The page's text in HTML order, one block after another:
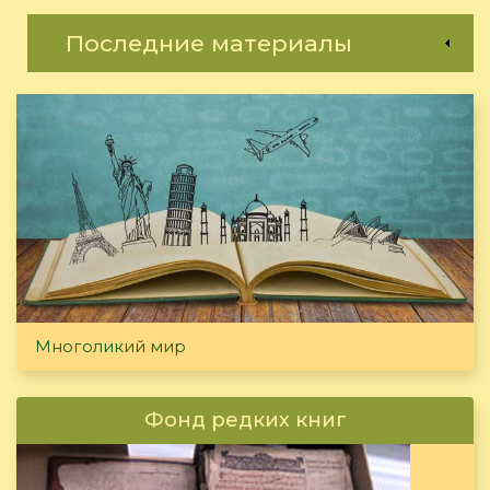
Последние материалы
Многоликий мир
Фонд редких книг